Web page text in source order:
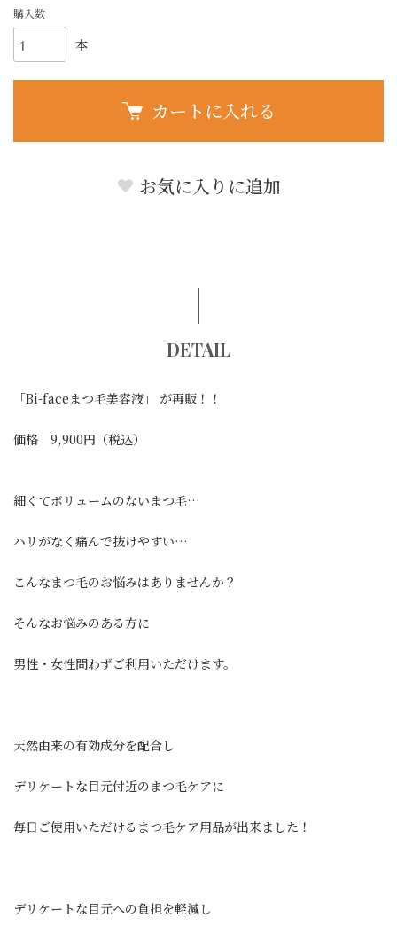
購入数
本
カートに入れる
お気に入りに追加
DETAIL
「Bi-faceまつ毛美容液」 が再販！！
価格 9,900円（税込）
細くてボリュームのないまつ毛…
ハリがなく痛んで抜けやすい…
こんなまつ毛のお悩みはありませんか？
そんなお悩みのある方に
男性・女性問わずご利用いただけます。
天然由来の有効成分を配合し
デリケートな目元付近のまつ毛ケアに
毎日ご使用いただけるまつ毛ケア用品が出来ました！
デリケートな目元への負担を軽減し